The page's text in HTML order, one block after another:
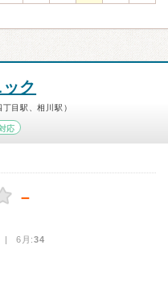
ク
目駅、相川駅）
応
－
| 6月:34